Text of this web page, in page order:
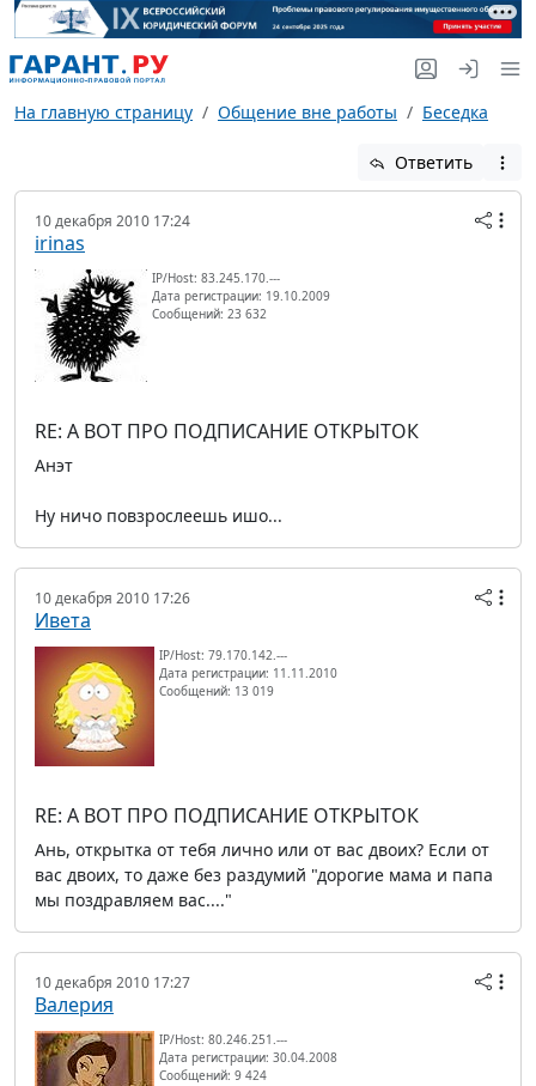
На главную страницу Общение вне работы Беседка
Ответить
10 декабря 2010 17:24
irinas
IP/Host: 83.245.170.---
Дата регистрации: 19.10.2009
Сообщений: 23 632
RE: А ВОТ ПРО ПОДПИСАНИЕ ОТКРЫТОК
Анэт
Ну ничо повзрослеешь ишо...
10 декабря 2010 17:26
Ивета
IP/Host: 79.170.142.---
Дата регистрации: 11.11.2010
Сообщений: 13 019
RE: А ВОТ ПРО ПОДПИСАНИЕ ОТКРЫТОК
Ань, открытка от тебя лично или от вас двоих? Если от
вас двоих, то даже без раздумий "дорогие мама и папа
мы поздравляем вас...."
10 декабря 2010 17:27
Валерия
IP/Host: 80.246.251.---
Дата регистрации: 30.04.2008
Сообщений: 9 424